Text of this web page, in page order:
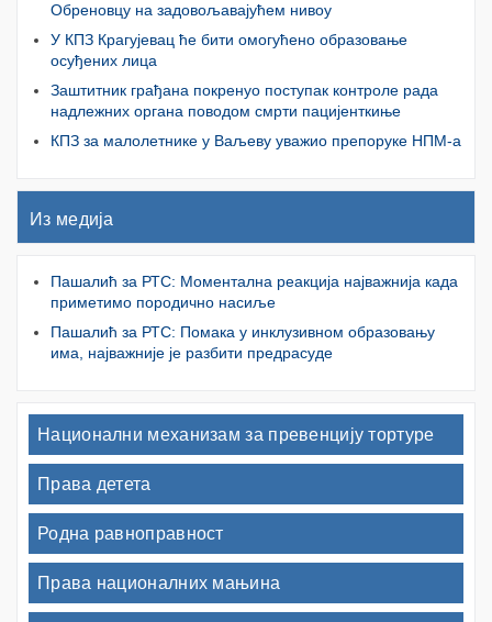
Обреновцу на задовољавајућем нивоу
У КПЗ Крагујевац ће бити омогућено образовање
осуђених лица
Заштитник грађана покренуо поступак контроле рада
надлежних органа поводом смрти пацијенткиње
КПЗ за малолетнике у Ваљеву уважио препоруке НПМ-а
Из медија
Пашалић за РТС: Моментална реакција најважнија када
приметимо породично насиље
Пашалић за РТС: Помака у инклузивном образовању
има, најважније је разбити предрасуде
Национални механизам за превенцију тортуре
Права детета
Родна равноправност
Права националних мањина